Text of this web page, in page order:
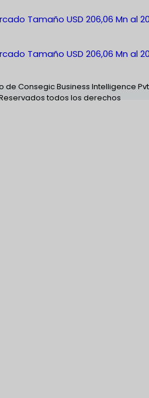
Tamaño USD 206,06 Mn al
Tamaño USD 206,06 Mn al
de Consegic Business Intelligence Pvt
todos los derechos